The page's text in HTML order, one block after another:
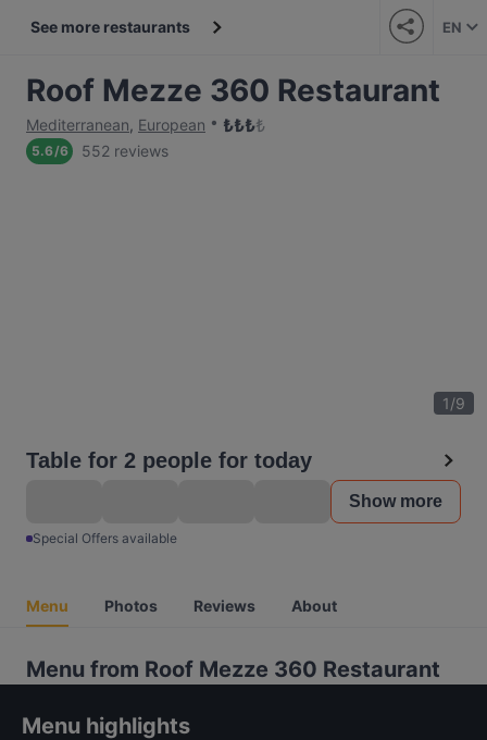
See more restaurants EN
Roof Mezze 360 Restaurant
Mediterranean, European ₺₺₺₺
5.6/6 552 reviews
1/9
Table for 2 people for today
Show more
Special Offers available
Menu Photos Reviews About
Menu from Roof Mezze 360 Restaurant
Menu highlights